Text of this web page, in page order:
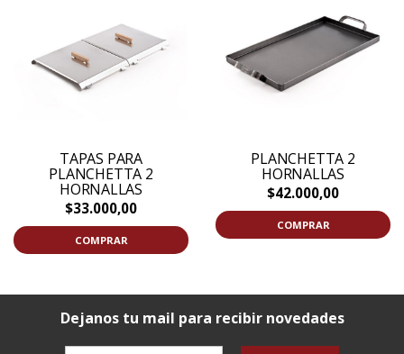
TAPAS PARA
PLANCHETTA 2
HORNALLAS
$33.000,00
COMPRAR
PLANCHETTA 2
HORNALLAS
$42.000,00
COMPRAR
Dejanos tu mail para recibir novedades